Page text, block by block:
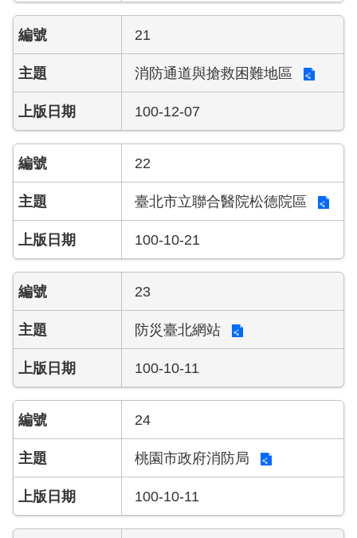
辭
彙
台
北
通
隱
權
及
訊
安
政
策
政
府
網
站
資
料
開
宣
告
21
消防通道與搶救困難地區
100-12-07
22
臺北市立聯合醫院松德院區
100-10-21
23
防災臺北網站
100-10-11
24
桃園市政府消防局
100-10-11